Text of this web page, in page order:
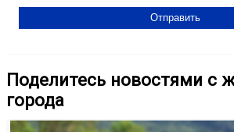
Поделитесь новостями с
города